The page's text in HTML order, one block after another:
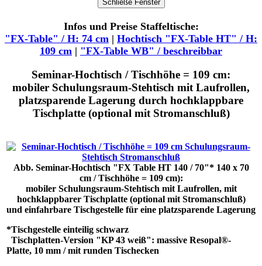
Infos und Preise Staffeltische:
"FX-Table" / H: 74 cm | Hochtisch "FX-Table HT" / H:
109 cm | "FX-Table WB" / beschreibbar
Seminar-Hochtisch / Tischhöhe = 109 cm:
mobiler Schulungsraum-Stehtisch mit Laufrollen,
platzsparende Lagerung durch hochklappbare
Tischplatte (optional mit Stromanschluß)
Abb. Seminar-Hochtisch "FX Table HT 140 / 70"* 140 x 70
cm / Tischhöhe = 109 cm):
mobiler Schulungsraum-Stehtisch mit Laufrollen, mit
hochklappbarer Tischplatte (optional mit Stromanschluß)
und einfahrbare Tischgestelle für eine platzsparende Lagerung
*Tischgestelle einteilig schwarz
Tischplatten-Version "KP 43 weiß": massive Resopal®-
Platte, 10 mm / mit runden Tischecken